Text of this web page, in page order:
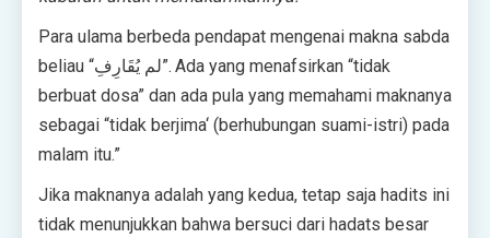
Para ulama berbeda pendapat mengenai makna sabda
beliau “لم يُقَارِفِ”. Ada yang menafsirkan “tidak
berbuat dosa” dan ada pula yang memahami maknanya
sebagai “tidak berjima‘ (berhubungan suami-istri) pada
malam itu.”
Jika maknanya adalah yang kedua, tetap saja hadits ini
tidak menunjukkan bahwa bersuci dari hadats besar